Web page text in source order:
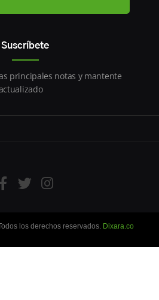
Suscríbete
principales notas y mantente
los derechos reservados. Dixara.co